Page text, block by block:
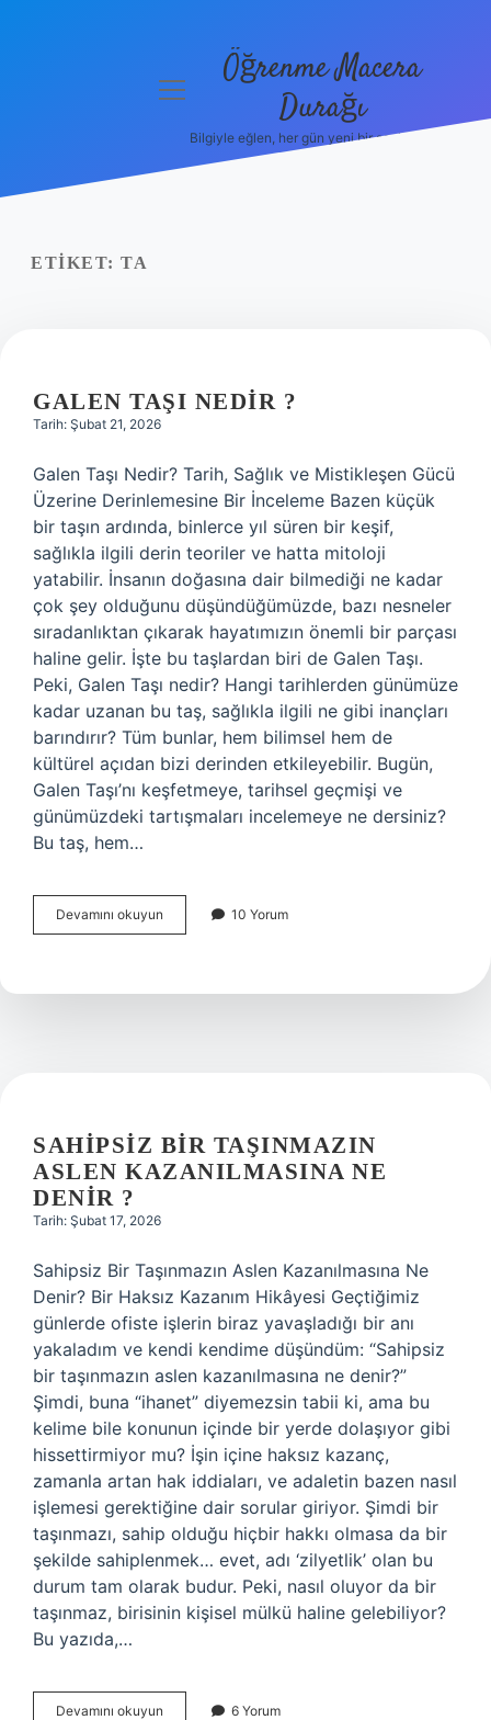
menüyü Öğrenme Macera
Durağı
Bilgiyle eğlen, her gün yeni bir şeyler öğren!
ETIKET: TA
GALEN TAŞI NEDIR ?
Tarih: Şubat 21, 2026
Galen Taşı Nedir? Tarih, Sağlık ve Mistikleşen Gücü
Üzerine Derinlemesine Bir İnceleme Bazen küçük
bir taşın ardında, binlerce yıl süren bir keşif,
sağlıkla ilgili derin teoriler ve hatta mitoloji
yatabilir. İnsanın doğasına dair bilmediği ne kadar
çok şey olduğunu düşündüğümüzde, bazı nesneler
sıradanlıktan çıkarak hayatımızın önemli bir parçası
haline gelir. İşte bu taşlardan biri de Galen Taşı.
Peki, Galen Taşı nedir? Hangi tarihlerden günümüze
kadar uzanan bu taş, sağlıkla ilgili ne gibi inançları
barındırır? Tüm bunlar, hem bilimsel hem de
kültürel açıdan bizi derinden etkileyebilir. Bugün,
Galen Taşı’nı keşfetmeye, tarihsel geçmişi ve
günümüzdeki tartışmaları incelemeye ne dersiniz?
Bu taş, hem…
Devamını okuyun
taşı
10 Yorum
SAHIPSIZ BIR TAŞINMAZIN
ASLEN KAZANILMASINA NE
DENIR ?
Tarih: Şubat 17, 2026
Sahipsiz Bir Taşınmazın Aslen Kazanılmasına Ne
Denir? Bir Haksız Kazanım Hikâyesi Geçtiğimiz
günlerde ofiste işlerin biraz yavaşladığı bir anı
yakaladım ve kendi kendime düşündüm: “Sahipsiz
bir taşınmazın aslen kazanılmasına ne denir?”
Şimdi, buna “ihanet” diyemezsin tabii ki, ama bu
kelime bile konunun içinde bir yerde dolaşıyor gibi
hissettirmiyor mu? İşin içine haksız kazanç,
zamanla artan hak iddiaları, ve adaletin bazen nasıl
işlemesi gerektiğine dair sorular giriyor. Şimdi bir
taşınmazı, sahip olduğu hiçbir hakkı olmasa da bir
şekilde sahiplenmek… evet, adı ‘zilyetlik’ olan bu
durum tam olarak budur. Peki, nasıl oluyor da bir
taşınmaz, birisinin kişisel mülkü haline gelebiliyor?
Bu yazıda,…
Devamını okuyun Sahipsiz
6 Yorum